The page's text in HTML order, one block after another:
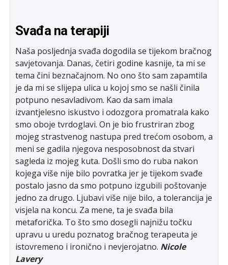
Svađa na terapiji
Naša posljednja svađa dogodila se tijekom bračnog
savjetovanja. Danas, četiri godine kasnije, ta mi se
tema čini beznačajnom. No ono što sam zapamtila
je da mi se slijepa ulica u kojoj smo se našli činila
potpuno nesavladivom. Kao da sam imala
izvantjelesno iskustvo i odozgora promatrala kako
smo oboje tvrdoglavi. On je bio frustriran zbog
mojeg strastvenog nastupa pred trećom osobom, a
meni se gadila njegova nesposobnost da stvari
sagleda iz mojeg kuta. Došli smo do ruba nakon
kojega više nije bilo povratka jer je tijekom svađe
postalo jasno da smo potpuno izgubili poštovanje
jedno za drugo. Ljubavi više nije bilo, a tolerancija je
visjela na koncu. Za mene, ta je svađa bila
metaforička. To što smo dosegli najnižu točku
upravu u uredu poznatog bračnog terapeuta je
istovremeno i ironično i nevjerojatno. Nicole
Lavery